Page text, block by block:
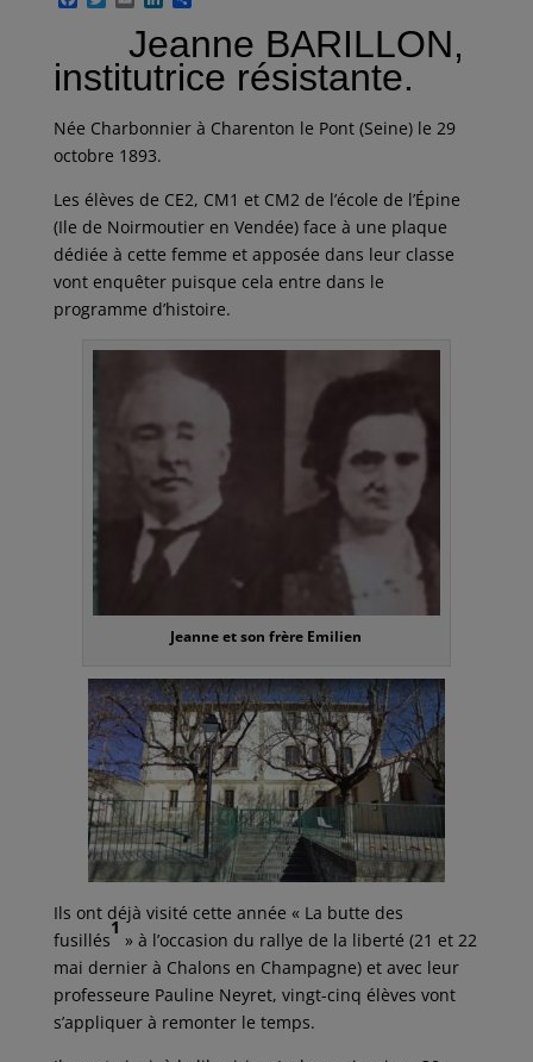
b
o
k
t
e
a
i
l
n
k
e
d
n
r
t
a
g
r
Jeanne BARILLON,
institutrice résistante.
Née Charbonnier à Charenton le Pont (Seine) le 29
octobre 1893.
Les élèves de CE2, CM1 et CM2 de l’école de l’Épine
(Ile de Noirmoutier en Vendée) face à une plaque
dédiée à cette femme et apposée dans leur classe
vont enquêter puisque cela entre dans le
programme d’histoire.
Jeanne et son frère Emilien
Ils ont déjà visité cette année « La butte des
fusillés
1
» à l’occasion du rallye de la liberté (21 et 22
mai dernier à Chalons en Champagne) et avec leur
professeure Pauline Neyret, vingt-cinq élèves vont
s’appliquer à remonter le temps.